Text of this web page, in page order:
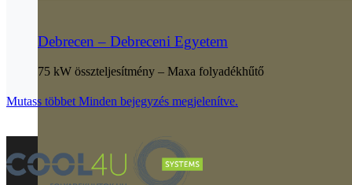
Debrecen – Debreceni Egyetem
75 kW összteljesítmény – Maxa folyadékhűtő
Mutass többet Minden bejegyzés megjelenítve.